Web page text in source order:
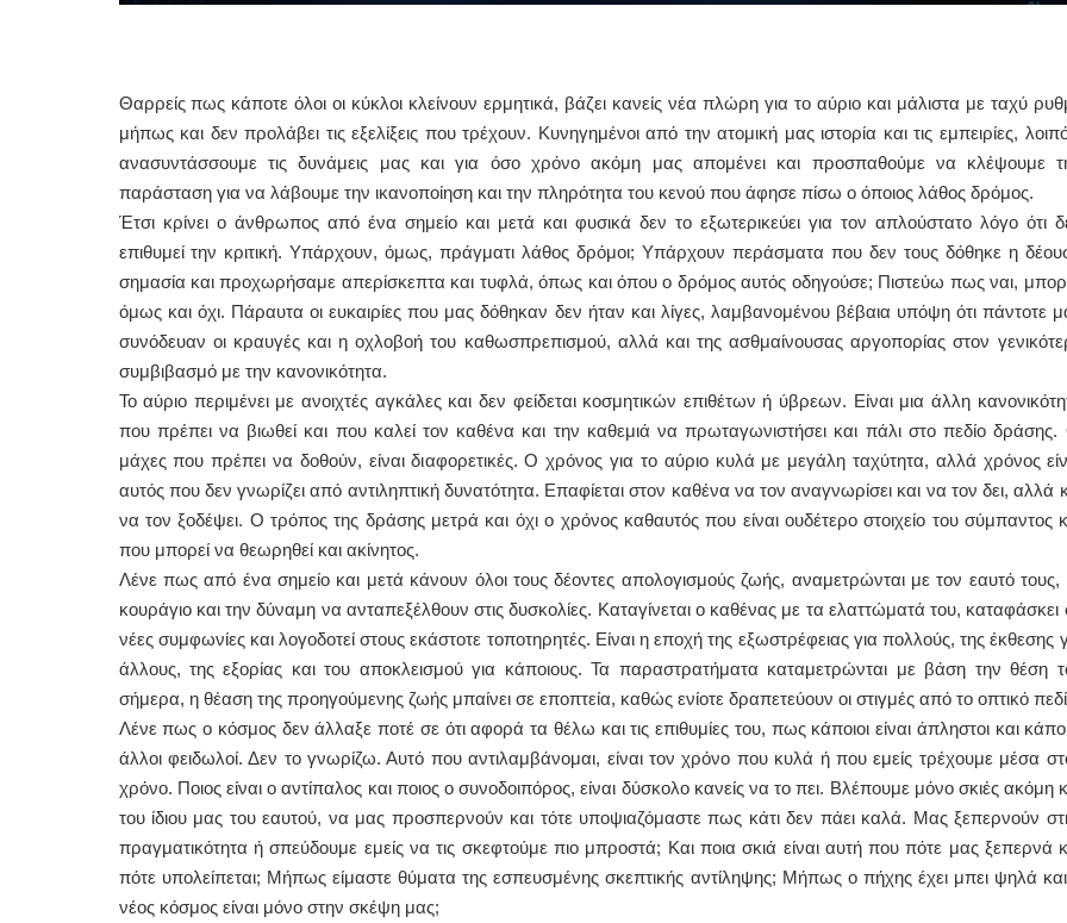
Θαρρείς πως κάποτε όλοι οι κύκλοι κλείνουν ερμητικά, βάζει κανείς νέα πλώρη για το αύριο και μάλιστα με ταχύ
μήπως και δεν προλάβει τις εξελίξεις που τρέχουν. Κυνηγημένοι από την ατομική μας ιστορία και τις εμπειρίες,
ανασυντάσσουμε τις δυνάμεις μας και για όσο χρόνο ακόμη μας απομένει και προσπαθούμε να κλέψουμε
παράσταση για να λάβουμε την ικανοποίηση και την πληρότητα του κενού που άφησε πίσω ο όποιος λάθος δρόμος.
Έτσι κρίνει ο άνθρωπος από ένα σημείο και μετά και φυσικά δεν το εξωτερικεύει για τον απλούστατο λόγο ότι
επιθυμεί την κριτική. Υπάρχουν, όμως, πράγματι λάθος δρόμοι; Υπάρχουν περάσματα που δεν τους δόθηκε η
σημασία και προχωρήσαμε απερίσκεπτα και τυφλά, όπως και όπου ο δρόμος αυτός οδηγούσε; Πιστεύω πως ναι,
όμως και όχι. Πάραυτα οι ευκαιρίες που μας δόθηκαν δεν ήταν και λίγες, λαμβανομένου βέβαια υπόψη ότι πάντοτε
συνόδευαν οι κραυγές και η οχλοβοή του καθωσπρεπισμού, αλλά και της ασθμαίνουσας αργοπορίας στον
συμβιβασμό με την κανονικότητα.
Το αύριο περιμένει με ανοιχτές αγκάλες και δεν φείδεται κοσμητικών επιθέτων ή ύβρεων. Είναι μια άλλη
που πρέπει να βιωθεί και που καλεί τον καθένα και την καθεμιά να πρωταγωνιστήσει και πάλι στο πεδίο δράσης.
μάχες που πρέπει να δοθούν, είναι διαφορετικές. Ο χρόνος για το αύριο κυλά με μεγάλη ταχύτητα, αλλά χρόνος
αυτός που δεν γνωρίζει από αντιληπτική δυνατότητα. Επαφίεται στον καθένα να τον αναγνωρίσει και να τον δει, αλλά
να τον ξοδέψει. Ο τρόπος της δράσης μετρά και όχι ο χρόνος καθαυτός που είναι ουδέτερο στοιχείο του σύμπαντος
που μπορεί να θεωρηθεί και ακίνητος.
Λένε πως από ένα σημείο και μετά κάνουν όλοι τους δέοντες απολογισμούς ζωής, αναμετρώνται με τον εαυτό τους,
κουράγιο και την δύναμη να ανταπεξέλθουν στις δυσκολίες. Καταγίνεται ο καθένας με τα ελαττώματά του, καταφάσκει
νέες συμφωνίες και λογοδοτεί στους εκάστοτε τοποτηρητές. Είναι η εποχή της εξωστρέφειας για πολλούς, της έκθεσης
άλλους, της εξορίας και του αποκλεισμού για κάποιους. Τα παραστρατήματα καταμετρώνται με βάση την θέση
σήμερα, η θέαση της προηγούμενης ζωής μπαίνει σε εποπτεία, καθώς ενίοτε δραπετεύουν οι στιγμές από το οπτικό
Λένε πως ο κόσμος δεν άλλαξε ποτέ σε ότι αφορά τα θέλω και τις επιθυμίες του, πως κάποιοι είναι άπληστοι και
άλλοι φειδωλοί. Δεν το γνωρίζω. Αυτό που αντιλαμβάνομαι, είναι τον χρόνο που κυλά ή που εμείς τρέχουμε μέσα
χρόνο. Ποιος είναι ο αντίπαλος και ποιος ο συνοδοιπόρος, είναι δύσκολο κανείς να το πει. Βλέπουμε μόνο σκιές ακόμη
του ίδιου μας του εαυτού, να μας προσπερνούν και τότε υποψιαζόμαστε πως κάτι δεν πάει καλά. Μας ξεπερνούν
πραγματικότητα ή σπεύδουμε εμείς να τις σκεφτούμε πιο μπροστά; Και ποια σκιά είναι αυτή που πότε μας ξεπερνά
πότε υπολείπεται; Μήπως είμαστε θύματα της εσπευσμένης σκεπτικής αντίληψης; Μήπως ο πήχης έχει μπει ψηλά
νέος κόσμος είναι μόνο στην σκέψη μας;
ΙΩΑΝΝΗΣ Α. ΜΑΛΛΙΑΣ
ΧΕΙΡΟΥΡΓΟΣ
ΟΦΘΑΛΜΙΑΤΡΟΣ
Διδάκτωρ Ιατρικής Σχολής
Πανεπιστημίου Αθηνών
Καλλιπόλεως 3,Νέα Σμύρνη,
Καβέτσου 10, Μυτιλήνη, τηλ:
2251038065
Χειρουργός Ωτορινολαρυγγολόγος
Διδ.Παν.Αθηνών
Διπλωματούχος Ευρ.Ακαδημίας
Πάρνηθας 95-97 Αχαρναί
2102467085 & 6938502258
email- elenboumpa@gmail.com